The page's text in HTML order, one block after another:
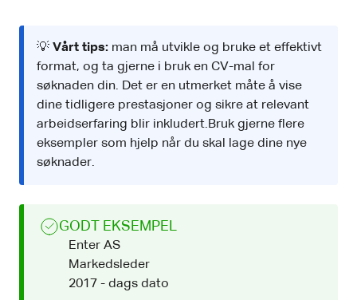
💡 Vårt tips: man må utvikle og bruke et effektivt
format, og ta gjerne i bruk en CV-mal for
søknaden din. Det er en utmerket måte å vise
dine tidligere prestasjoner og sikre at relevant
arbeidserfaring blir inkludert.Bruk gjerne flere
eksempler som hjelp når du skal lage dine nye
søknader.
GODT EKSEMPEL
Enter AS
Markedsleder
2017 - dags dato